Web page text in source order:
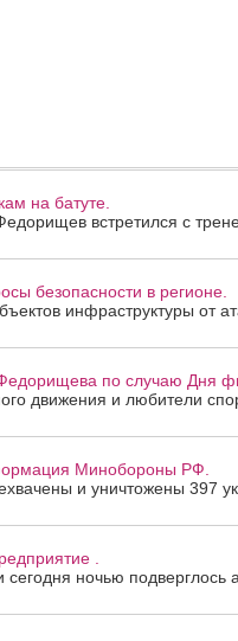
на батуте.
встретился с
безопасности в регионе.
инфраструктуры от
по случаю Дня
движения и любители
Минобороны РФ.
и уничтожены 397
.
ночью подверглось